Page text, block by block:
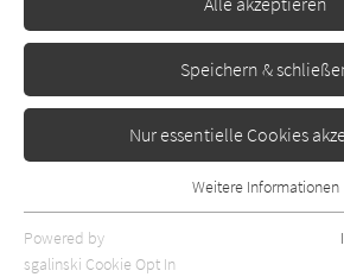
Erschienen: März 2023 0
Speichern &
Nur essentielle Cookies
Essentielle Cookies werden für grundlegende
Webseite benötigt. Dadurch ist gewährleistet,
Weitere Informationen
Powered by
sgalinski Cookie Opt In